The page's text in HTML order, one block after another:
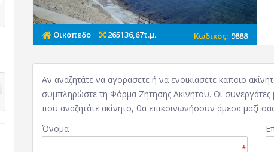
Οικόπεδο 265136,67τ.μ. Κωδικός: 9888
Αν αναζητάτε να αγοράσετε ή να ενοικιάσετε κάποιο
συμπληρώστε τη Φόρμα Ζήτησης Ακινήτου. Οι συνεργάτες
που αναζητάτε ακίνητο, θα επικοινωνήσουν άμεσα μαζί
Όνομα
*